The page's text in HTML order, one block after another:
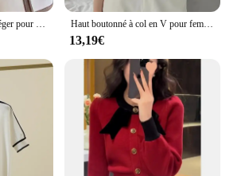
Pull à col roulé en tricot léger pour femme, pulls pour femme, pull d'extérieur, thermique, lisse, mode basique, Harajuku, automne, hiver, 2024 Haut boutonné à col en V pour femme, manches courtes, creux, fente latérale, niche, polyvalent, chic, style coréen, amincissant, été, nouveauté
13,19€